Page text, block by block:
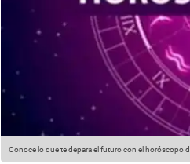
Conoce lo que te depara el futuro con el horóscopo